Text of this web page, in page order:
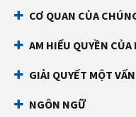
CƠ QUAN CỦA
AM HIỂU QUYỀN CỦA
GIẢI QUYẾT MỘT
NGÔN NGỮ